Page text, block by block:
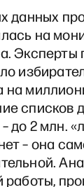
данных
на
Эксперты
списков
до 2 млн.
– она
работы,